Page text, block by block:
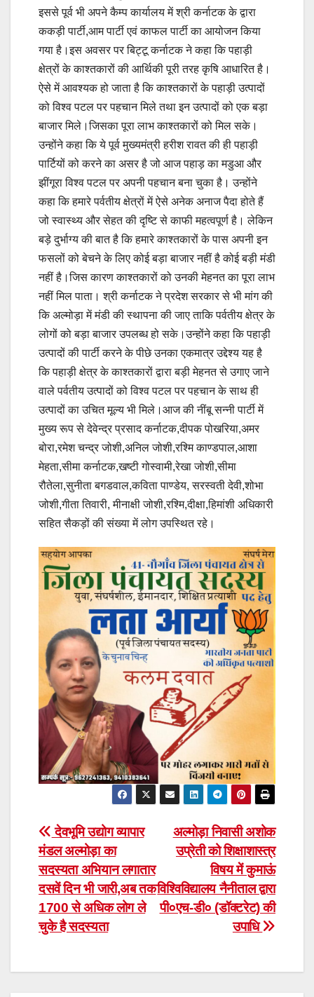
इससे पूर्व भी अपने कैम्प कार्यालय में श्री कर्नाटक के द्वारा
ककड़ी पार्टी,आम पार्टी एवं काफल पार्टी का आयोजन किया
गया है।इस अवसर पर बिट्टू कर्नाटक ने कहा कि पहाड़ी
क्षेत्रों के काश्तकारों की आर्थिकी पूरी तरह कृषि आधारित है।
ऐसे में आवश्यक हो जाता है कि काश्तकारों के पहाड़ी उत्पादों
को विश्व पटल पर पहचान मिले तथा इन उत्पादों को एक बड़ा
बाजार मिले।जिसका पूरा लाभ काश्तकारों को मिल सके।
उन्होंने कहा कि ये पूर्व मुख्यमंत्री हरीश रावत की ही पहाड़ी
पार्टियों को करने का असर है जो आज पहाड़ का मडुआ और
झींगूरा विश्व पटल पर अपनी पहचान बना चुका है। उन्होंने
कहा कि हमारे पर्वतीय क्षेत्रों में ऐसे अनेक अनाज पैदा होते हैं
जो स्वास्थ्य और सेहत की दृष्टि से काफी महत्वपूर्ण है। लेकिन
बड़े दुर्भाग्य की बात है कि हमारे काश्तकारों के पास अपनी इन
फसलों को बेचने के लिए कोई बड़ा बाजार नहीं है कोई बड़ी मंडी
नहीं है।जिस कारण काश्तकारों को उनकी मेहनत का पूरा लाभ
नहीं मिल पाता। श्री कर्नाटक ने प्रदेश सरकार से भी मांग की
कि अल्मोड़ा में मंडी की स्थापना की जाए ताकि पर्वतीय क्षेत्र के
लोगों को बड़ा बाजार उपलब्ध हो सके।उन्होंने कहा कि पहाड़ी
उत्पादों की पार्टी करने के पीछे उनका एकमात्र उद्देश्य यह है
कि पहाड़ी क्षेत्र के काश्तकारों द्वारा बड़ी मेहनत से उगाए जाने
वाले पर्वतीय उत्पादों को विश्व पटल पर पहचान के साथ ही
उत्पादों का उचित मूल्य भी मिले।आज की नींबू सन्नी पार्टी में
मुख्य रूप से देवेन्द्र प्रसाद कर्नाटक,दीपक पोखरिया,अमर
बोरा,रमेश चन्द्र जोशी,अनिल जोशी,रश्मि काण्डपाल,आशा
मेहता,सीमा कर्नाटक,खष्टी गोस्वामी,रेखा जोशी,सीमा
रौतेला,सुनीता बगडवाल,कविता पाण्डेय, सरस्वती देवी,शोभा
जोशी,गीता तिवारी, मीनाक्षी जोशी,रश्मि,दीक्षा,हिमांशी अधिकारी
सहित सैकड़ों की संख्या में लोग उपस्थित रहे।
Post
navigation
अल्मोड़ा निवासी अशोक
उप्रेती को शिक्षाशास्त्र
विषय में कुमाऊं
विश्विविद्यालय नैनीताल द्वारा
पी०एच-डी० (डॉक्टरेट) की
उपाधि
देवभूमि उद्योग व्यापार
मंडल अल्मोड़ा का
सदस्यता अभियान लगातार
दसवें दिन भी जारी,अब तक
1700 से अधिक लोग ले
चुके है सदस्यता